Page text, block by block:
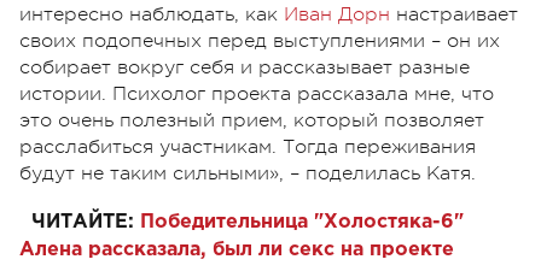
интересно наблюдать, как Иван Дорн настраивает
своих подопечных перед выступлениями – он их
собирает вокруг себя и рассказывает разные
истории. Психолог проекта рассказала мне, что
это очень полезный прием, который позволяет
расслабиться участникам. Тогда переживания
будут не таким сильными», – поделилась Катя.
ЧИТАЙТЕ:
Победительница "Холостяка-6"
Алена рассказала, был ли секс на проекте